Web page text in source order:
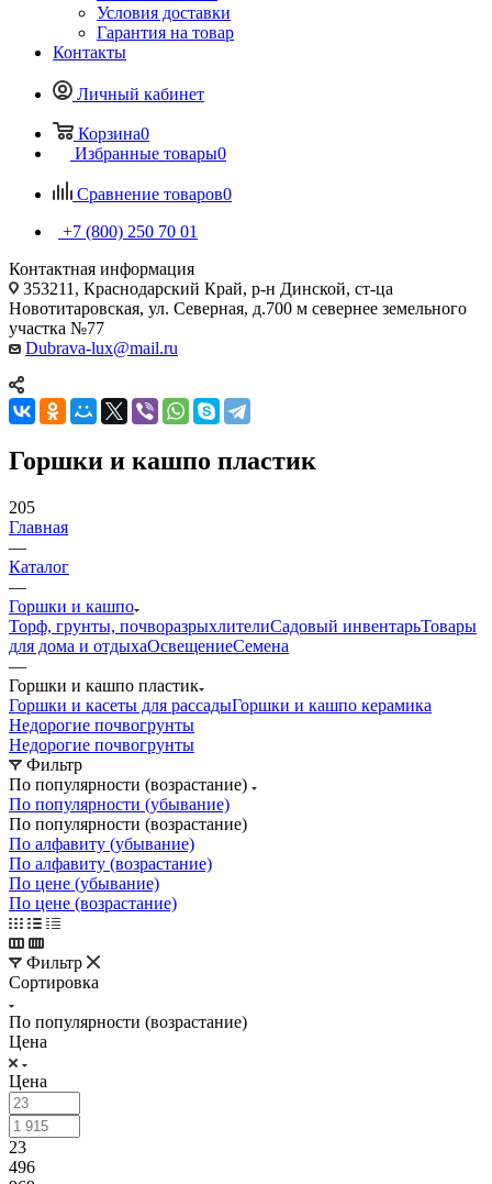
Условия доставки
Гарантия на товар
Контакты
Личный кабинет
Корзина0
Избранные товары0
Сравнение товаров0
+7 (800) 250 70 01
Контактная информация
353211, Краснодарский Край, р-н Динской, ст-ца
Новотитаровская, ул. Северная, д.700 м севернее земельного
участка №77
Dubrava-lux@mail.ru
Горшки и кашпо пластик
205
Главная
—
Каталог
—
Горшки и кашпо
Торф, грунты, почворазрыхлителиСадовый инвентарьТовары
для дома и отдыхаОсвещениеСемена
—
Горшки и кашпо пластик
Горшки и касеты для рассадыГоршки и кашпо керамика
Недорогие почвогрунты
Недорогие почвогрунты
Фильтр
По популярности (возрастание)
По популярности (убывание)
По популярности (возрастание)
По алфавиту (убывание)
По алфавиту (возрастание)
По цене (убывание)
По цене (возрастание)
Фильтр
Сортировка
По популярности (возрастание)
Цена
Цена
23
496